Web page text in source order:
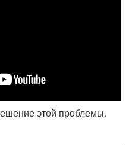
этой проблемы.